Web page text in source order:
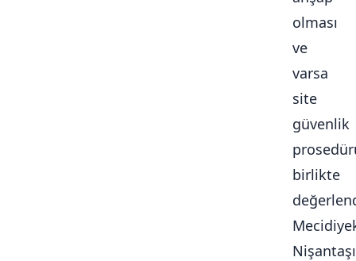
olması
ve
varsa
site
güvenlik
birlikte